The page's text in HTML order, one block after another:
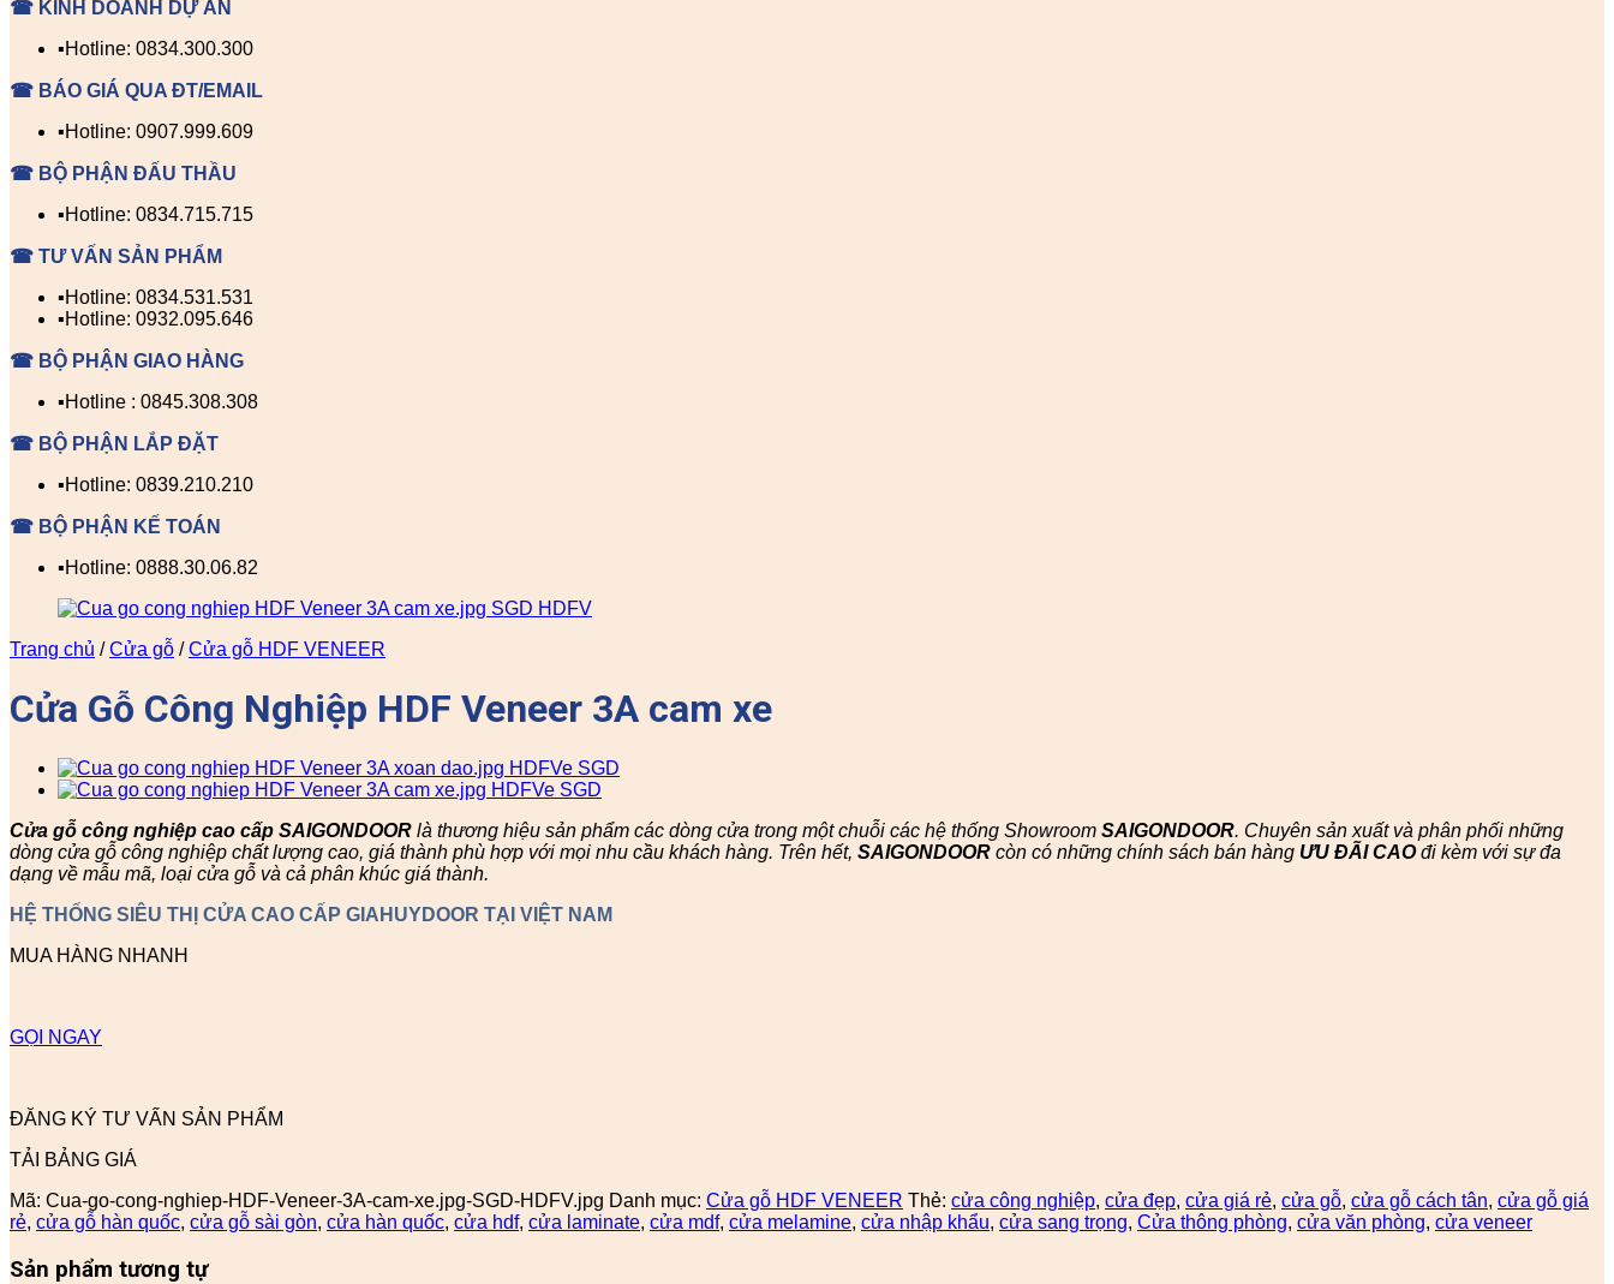
☎ KINH DOANH DỰ ÁN
▪️Hotline: 0834.300.300
☎ BÁO GIÁ QUA ĐT/EMAIL
▪️Hotline: 0907.999.609
☎ BỘ PHẬN ĐẤU THẦU
▪️Hotline: 0834.715.715
☎ TƯ VẤN SẢN PHẨM
▪️Hotline: 0834.531.531
▪️Hotline: 0932.095.646
☎ BỘ PHẬN GIAO HÀNG
▪️Hotline : 0845.308.308
☎ BỘ PHẬN LẮP ĐẶT
▪️Hotline: 0839.210.210
☎ BỘ PHẬN KẾ TOÁN
▪️Hotline: 0888.30.06.82
Trang chủ / Cửa gỗ / Cửa gỗ HDF VENEER
Cửa Gỗ Công Nghiệp HDF Veneer 3A cam xe
Cửa gỗ công nghiệp cao cấp SAIGONDOOR là thương hiệu sản phẩm các dòng cửa trong một chuỗi các hệ thống Showroom SAIGONDOOR. Chuyên sản xuất và phân phối những
dòng cửa gỗ công nghiệp chất lượng cao, giá thành phù hợp với mọi nhu cầu khách hàng. Trên hết, SAIGONDOOR còn có những chính sách bán hàng ƯU ĐÃI CAOđi kèm với sự đa
dạng về mẫu mã, loại cửa gỗ và cả phân khúc giá thành.
HỆ THỐNG SIÊU THỊ CỬA CAO CẤP GIAHUYDOOR TẠI VIỆT NAM
MUA HÀNG NHANH
GỌI NGAY
ĐĂNG KÝ TƯ VẤN SẢN PHẨM
TẢI BẢNG GIÁ
Mã: Cua-go-cong-nghiep-HDF-Veneer-3A-cam-xe.jpg-SGD-HDFV.jpg Danh mục: Cửa gỗ HDF VENEER Thẻ: cửa công nghiệp, cửa đẹp, cửa giá rẻ, cửa gỗ, cửa gỗ cách tân, cửa gỗ giá
rẻ, cửa gỗ hàn quốc, cửa gỗ sài gòn, cửa hàn quốc, cửa hdf, cửa laminate, cửa mdf, cửa melamine, cửa nhập khẩu, cửa sang trọng, Cửa thông phòng, cửa văn phòng, cửa veneer
Sản phẩm tương tự